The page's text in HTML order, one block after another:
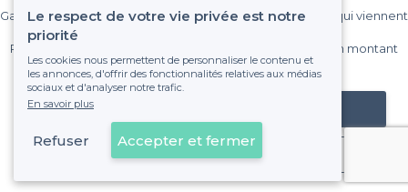
Gagnez de nombreux clients parmi le million de visiteurs qui viennent
Pas de commissions et sans engagement, vous payez un montant
fixe sans risque de voir déraper la facture.
Référencer mon établissement
Déjà client
Le respect de votre vie privée est notre
priorité
Les cookies nous permettent de personnaliser le contenu et
les annonces, d'offrir des fonctionnalités relatives aux médias
sociaux et d'analyser notre trafic.
En savoir plus
Refuser Accepter et fermer